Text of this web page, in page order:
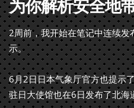
为你解析安全地
2周前，我开始在笔记中连续发
示。
6月2日日本气象厅官方也提示
驻日大使馆也在6日发布了北海